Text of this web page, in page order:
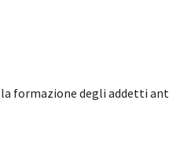
formazione degli addetti